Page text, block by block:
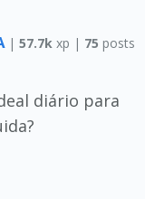
| 57.7k xp | 75 posts
diário para